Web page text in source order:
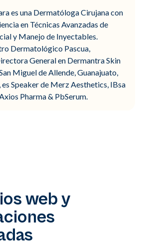
es una Dermatóloga Cirujana con
en Técnicas Avanzadas de
y Manejo de Inyectables.
Dermatológico Pascua,
General en Dermantra Skin
Miguel de Allende, Guanajuato,
Speaker de Merz Aesthetics, IBsa
Pharma & PbSerum.
web y